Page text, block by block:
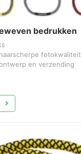
bedrukken
fotokwaliteit
en verzending